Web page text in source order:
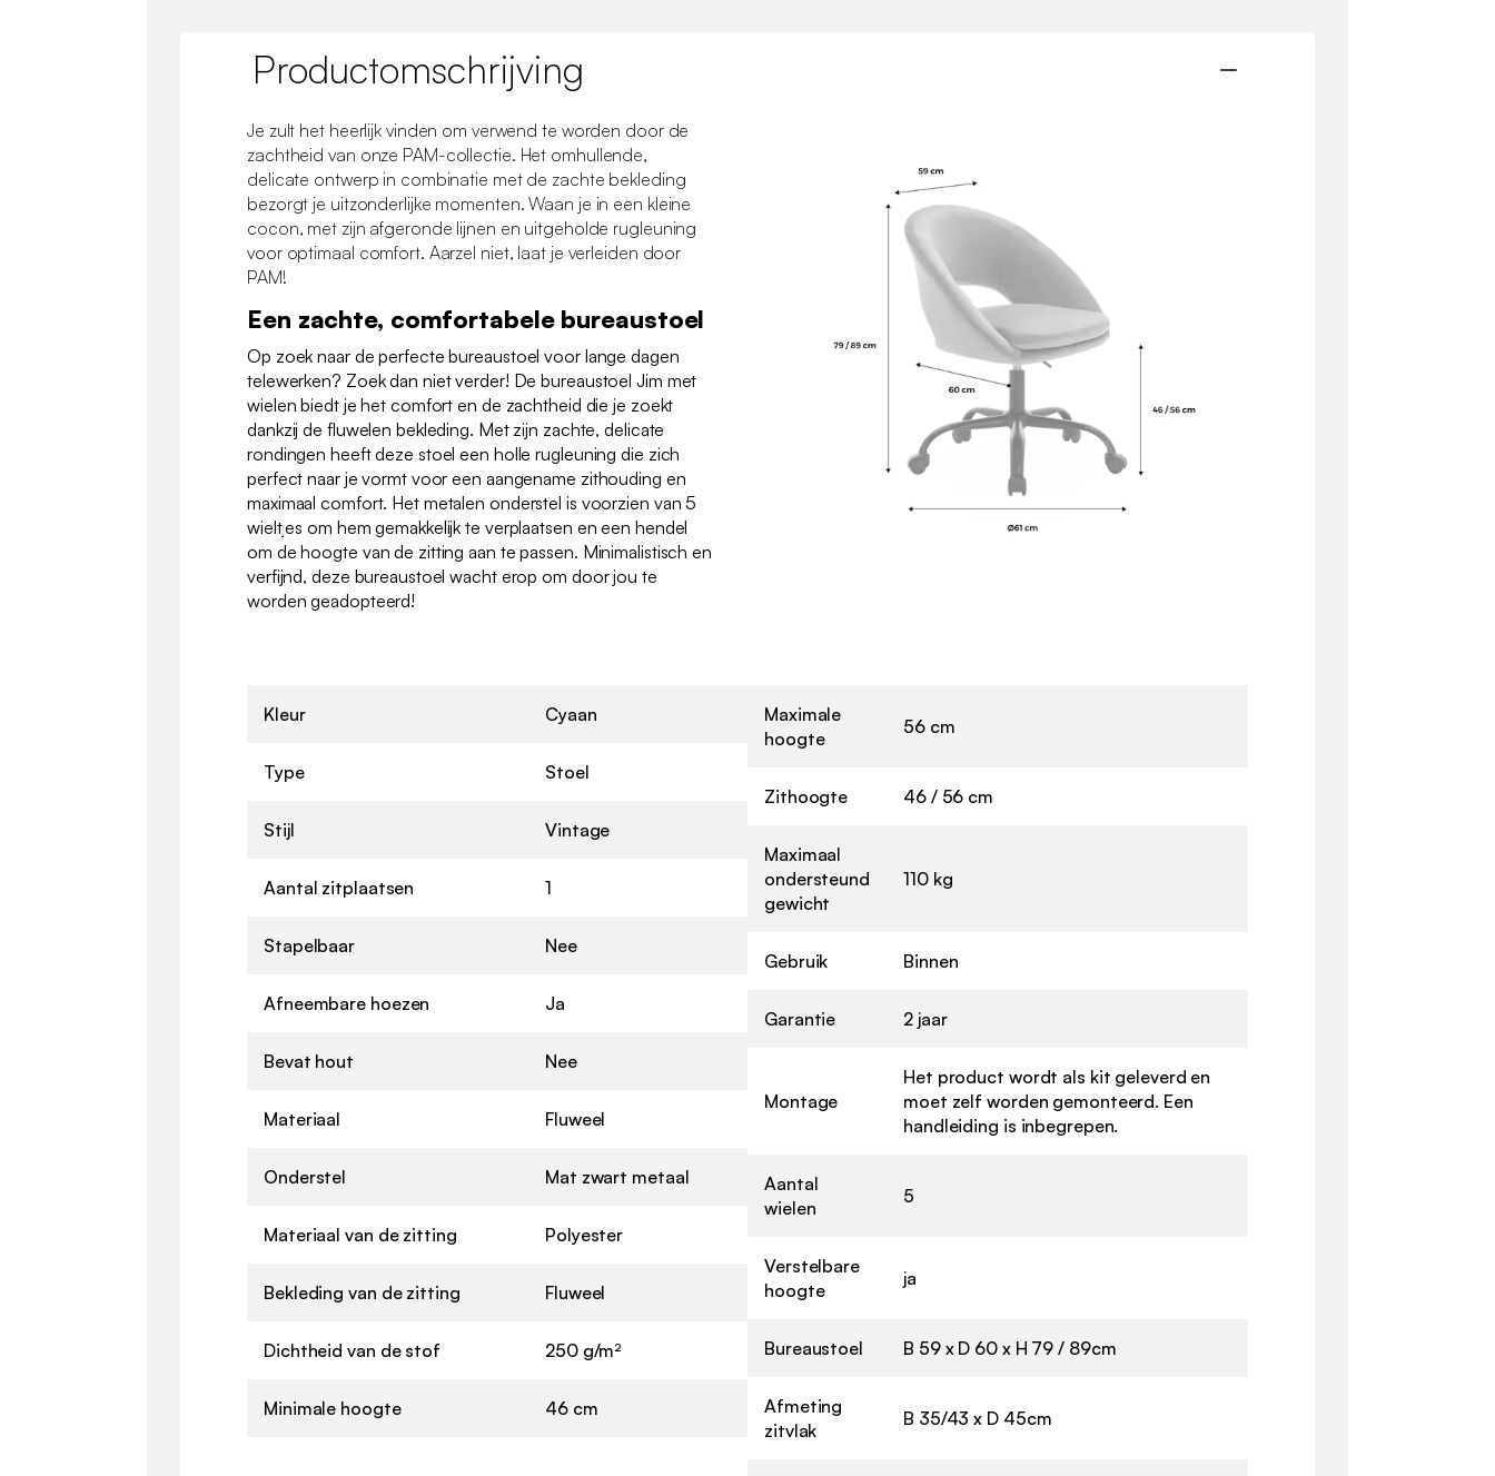
Productomschrijving
Je zult het heerlijk vinden om verwend te worden door de
zachtheid van onze PAM-collectie. Het omhullende,
delicate ontwerp in combinatie met de zachte bekleding
bezorgt je uitzonderlijke momenten. Waan je in een kleine
cocon, met zijn afgeronde lijnen en uitgeholde rugleuning
voor optimaal comfort. Aarzel niet, laat je verleiden door
PAM!
Een zachte, comfortabele bureaustoel
Op zoek naar de perfecte bureaustoel voor lange dagen
telewerken? Zoek dan niet verder! De bureaustoel Jim met
wielen biedt je het comfort en de zachtheid die je zoekt
dankzij de fluwelen bekleding. Met zijn zachte, delicate
rondingen heeft deze stoel een holle rugleuning die zich
perfect naar je vormt voor een aangename zithouding en
maximaal comfort. Het metalen onderstel is voorzien van 5
wieltjes om hem gemakkelijk te verplaatsen en een hendel
om de hoogte van de zitting aan te passen. Minimalistisch en
verfijnd, deze bureaustoel wacht erop om door jou te
worden geadopteerd!
Kleur Cyaan
Type Stoel
Stijl Vintage
Aantal zitplaatsen 1
Stapelbaar Nee
Afneembare hoezen Ja
Bevat hout Nee
Materiaal Fluweel
Onderstel Mat zwart metaal
Materiaal van de zitting Polyester
Bekleding van de zitting Fluweel
Dichtheid van de stof 250 g/m²
Minimale hoogte 46 cm
Maximale
hoogte
56 cm
Zithoogte 46 / 56 cm
Maximaal
ondersteund
gewicht
110 kg
Gebruik Binnen
Garantie 2 jaar
Montage
Het product wordt als kit geleverd en
moet zelf worden gemonteerd. Een
handleiding is inbegrepen.
Aantal
wielen
5
Verstelbare
hoogte
ja
Bureaustoel B 59 x D 60 x H 79 / 89cm
Afmeting
zitvlak
B 35/43 x D 45cm